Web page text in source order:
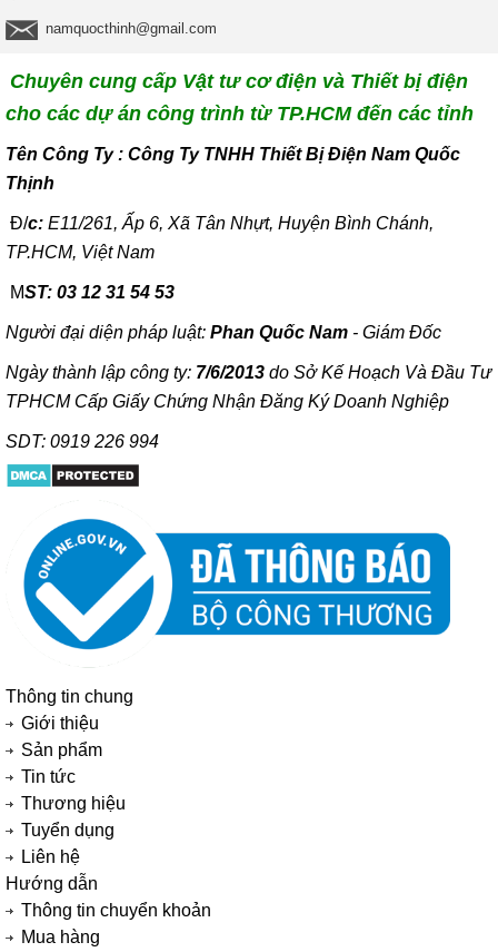
namquocthinh@gmail.com
Chuyên cung cấp Vật tư cơ điện và Thiết bị điện
cho các dự án công trình từ TP.HCM đến các tỉnh
Tên Công Ty : Công Ty TNHH Thiết Bị Điện Nam Quốc
Thịnh
Đ/c: E11/261, Ấp 6, Xã Tân Nhựt, Huyện Bình Chánh,
TP.HCM, Việt Nam
MST: 03 12 31 54 53
Người đại diện pháp luật: Phan Quốc Nam - Giám Đốc
Ngày thành lập công ty: 7/6/2013 do Sở Kế Hoạch Và Đầu Tư
TPHCM Cấp Giấy Chứng Nhận Đăng Ký Doanh Nghiệp
SDT: 0919 226 994
Thông tin chung
Giới thiệu
Sản phẩm
Tin tức
Thương hiệu
Tuyển dụng
Liên hệ
Hướng dẫn
Thông tin chuyển khoản
Mua hàng